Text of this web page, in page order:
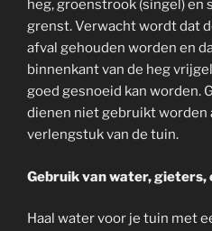
heg, groenstrook (singel) en
grenst. Verwacht wordt dat
afval gehouden worden en
binnenkant van de heg
goed gesnoeid kan worden.
dienen niet gebruikt worden
verlengstuk van de tuin.
Gebruik van water, gieters,
Haal water voor je tuin met